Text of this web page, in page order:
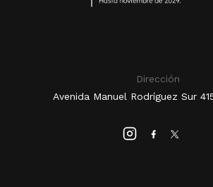
Dirección
Avenida Manuel Rodríguez Sur